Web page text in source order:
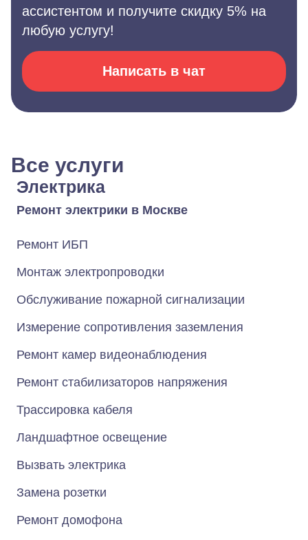
ассистентом и получите скидку 5% на
любую услугу!
Написать в чат
Все услуги
Электрика
Ремонт электрики в Москве
Ремонт ИБП
Монтаж электропроводки
Обслуживание пожарной сигнализации
Измерение сопротивления заземления
Ремонт камер видеонаблюдения
Ремонт стабилизаторов напряжения
Трассировка кабеля
Ландшафтное освещение
Вызвать электрика
Замена розетки
Ремонт домофона